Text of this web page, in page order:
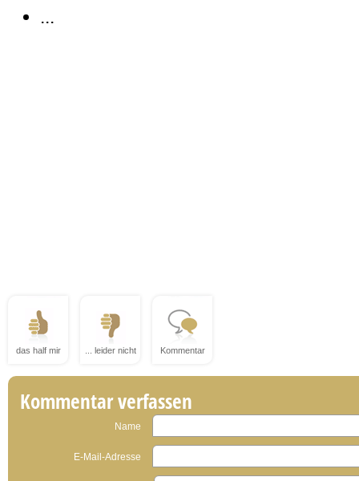
...
das half mir ... leider nicht Kommentar
Kommentar verfassen
Name
E-Mail-Adresse